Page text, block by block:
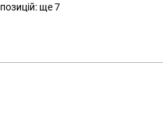
ще 7